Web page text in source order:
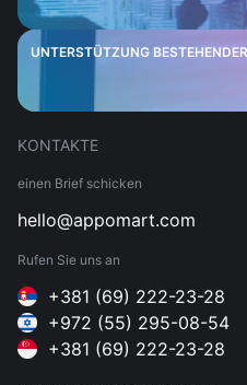
UNTERSTÜTZUNG
KONTAKTE
einen Brief schicken
hello@appomart.com
Rufen Sie uns an
+381 (69) 222-23-28
+972 (55) 295-08-54
+381 (69) 222-23-28